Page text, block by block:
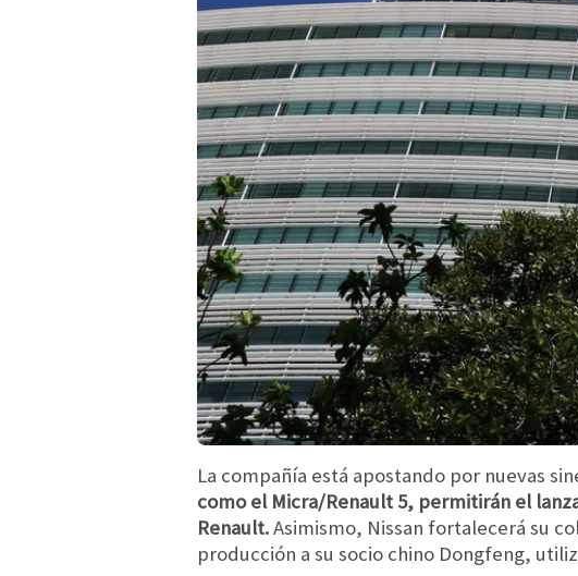
La compañía está apostando por nuevas
como el Micra/Renault 5, permitirán el
Renault.Asimismo, Nissan fortalecerá su
producción a su socio chino Dongfeng,